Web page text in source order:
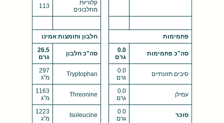
קלוריות
מחלבונים
113
פחמימות חלבון וחומצות אמינו
סה"כ פחמימות
0.0
גרם
סה"כ חלבון
26.5
גרם
סיבים תזונתיים
0.0
גרם
Tryptophan
297
מ"ג
עמילן
0.0
גרם
Threonine
1163
מ"ג
סוכר
0.0
גרם
Isoleucine
1223
מ"ג